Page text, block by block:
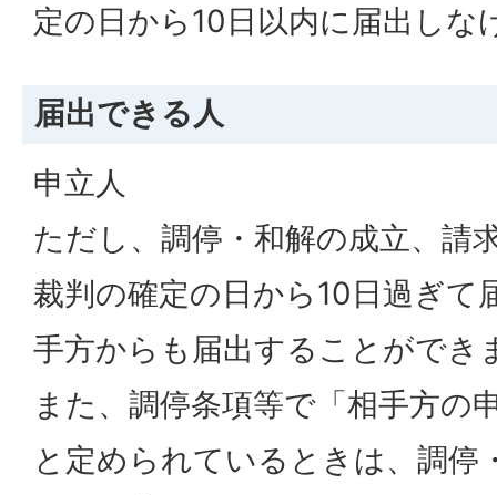
定の日から10日以内に届出しな
届出できる人
申立人
ただし、調停・和解の成立、請
裁判の確定の日から10日過ぎて
手方からも届出することができ
また、調停条項等で「相手方の
と定められているときは、調停